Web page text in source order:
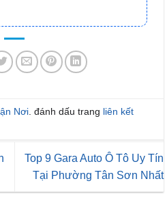
Nơi . đánh dấu trang liên kết
Top 9 Gara Auto Ô Tô Uy Tín
Tại Phường Tân Sơn Nhất